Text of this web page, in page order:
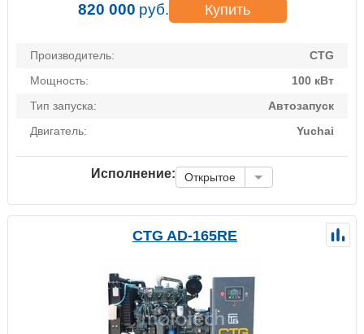
820 000 руб. Купить
Производитель:
CTG
Мощность:
100 кВт
Тип запуска:
Автозапуск
Двигатель:
Yuchai
Исполнение: Открытое
CTG AD-165RE